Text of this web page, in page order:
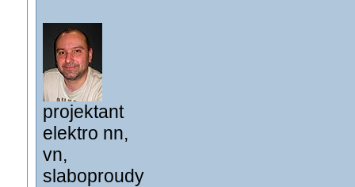
projektant
elektro nn,
vn,
slaboproudy